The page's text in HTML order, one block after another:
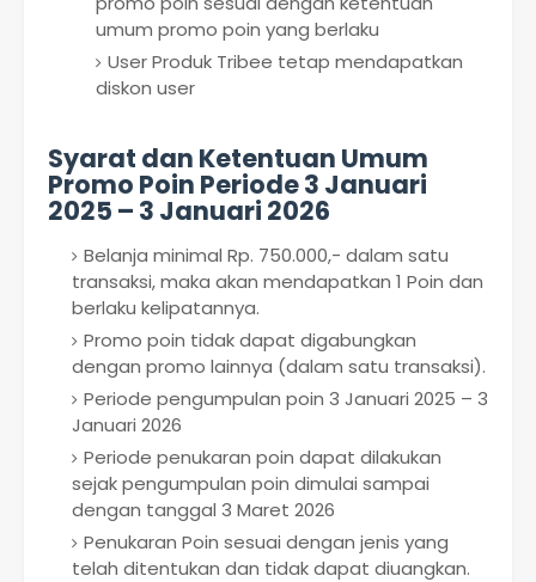
umum promo poin yang berlaku
User Produk Tribee tetap mendapatkan
diskon user
Syarat dan Ketentuan Umum
Promo Poin Periode 3 Januari
2025 – 3 Januari 2026
Belanja minimal Rp. 750.000,- dalam satu
transaksi, maka akan mendapatkan 1 Poin dan
berlaku kelipatannya.
Promo poin tidak dapat digabungkan
dengan promo lainnya (dalam satu transaksi).
Periode pengumpulan poin 3 Januari 2025 – 3
Januari 2026
Periode penukaran poin dapat dilakukan
sejak pengumpulan poin dimulai sampai
dengan tanggal 3 Maret 2026
Penukaran Poin sesuai dengan jenis yang
telah ditentukan dan tidak dapat diuangkan.